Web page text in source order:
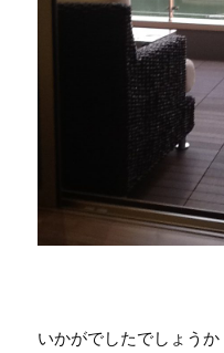
いかがでしたでしょうか